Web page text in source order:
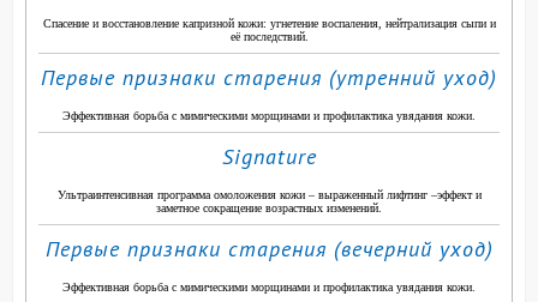
Спасение и восстановление капризной кожи: угнетение воспаления, нейтрализация сыпи и
её последствий.
Первые признаки старения (утренний уход)
Эффективная борьба с мимическими морщинами и профилактика увядания кожи.
Signature
Ультраинтенсивная программа омоложения кожи – выраженный лифтинг –эффект и
заметное сокращение возрастных изменений.
Первые признаки старения (вечерний уход)
Эффективная борьба с мимическими морщинами и профилактика увядания кожи.